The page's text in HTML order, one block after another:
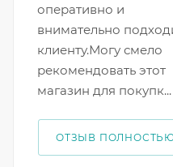
оперативно и
внимательно
клиенту.Могу смело
рекомендовать этот
магазин для покупк...
ОТЗЫВ